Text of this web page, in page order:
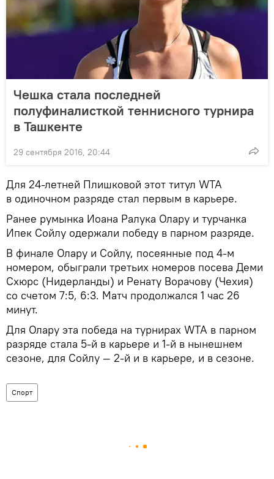
Чешка стала последней
полуфиналисткой теннисного турнира
в Ташкенте
29 сентября 2016, 20:44
Для 24-летней Плишковой этот титул WTA
в одиночном разряде стал первым в карьере.
Ранее румынка Иоана Ралука Олару и турчанка
Ипек Сойлу одержали победу в парном разряде.
В финале Олару и Сойлу, посеянные под 4-м
номером, обыграли третьих номеров посева Деми
Схюрс (Нидерланды) и Ренату Ворачову (Чехия)
со счетом 7:5, 6:3. Матч продолжался 1 час 26
минут.
Для Олару эта победа на турнирах WTA в парном
разряде стала 5-й в карьере и 1-й в нынешнем
сезоне, для Сойлу — 2-й и в карьере, и в сезоне.
Спорт